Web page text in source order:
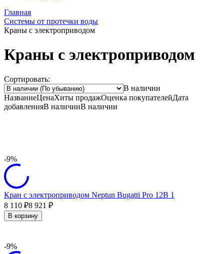
Главная
Системы от протечки воды
Краны с электроприводом
Краны с электроприводом
Сортировать:
В наличии
НазваниеЦенаХиты продажОценка покупателейДата
добавленияВ наличииВ наличии
-9%
Кран с электроприводом Neptun Bugatti Pro 12В 1
8 110 ₽8 921 ₽
В корзину
-9%